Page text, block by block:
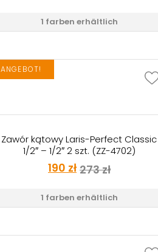
1 farben erhältlich
ANGEBOT!
1 farben erhältlich
Zawór kątowy Laris-Perfect Classic
1/2″ – 1/2″ 2 szt. (ZZ-4702)
273zł
190 zł